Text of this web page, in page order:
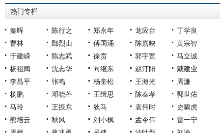
热门专栏
秦晖 陈行之 郑永年 龙应台
丁学良
曹林
鄢烈山 傅国涌 陈嘉映
黄宗智
于建嵘
陈志武 徐贲 郭宇宽
马立诚
杨祖陶
沈志华 向继东 赵汀阳
戴建业
李昌平
张鸣 杨奎松 王海光
周濂
杨鹏
邓晓芒 王缉思 陈奉孝
郭世佑
马玲
王振东 狄马 袁伟时
史啸虎
熊培云
秋风 刘小枫 孟令伟
雷一宁